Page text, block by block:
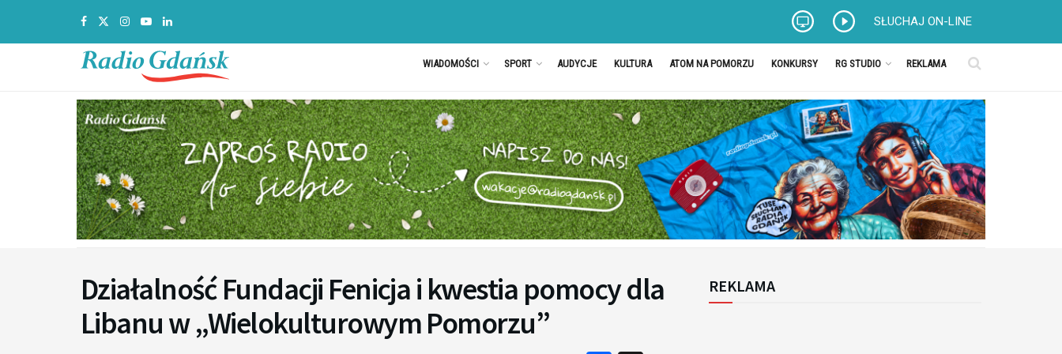
SŁUCHAJ ON-LINE
WIADOMOŚCI SPORT AUDYCJE KULTURA ATOM NA POMORZU KONKURSY RG STUDIO REKLAMA
Działalność Fundacji Fenicja i kwestia pomocy dla
Libanu w „Wielokulturowym Pomorzu”
REKLAMA